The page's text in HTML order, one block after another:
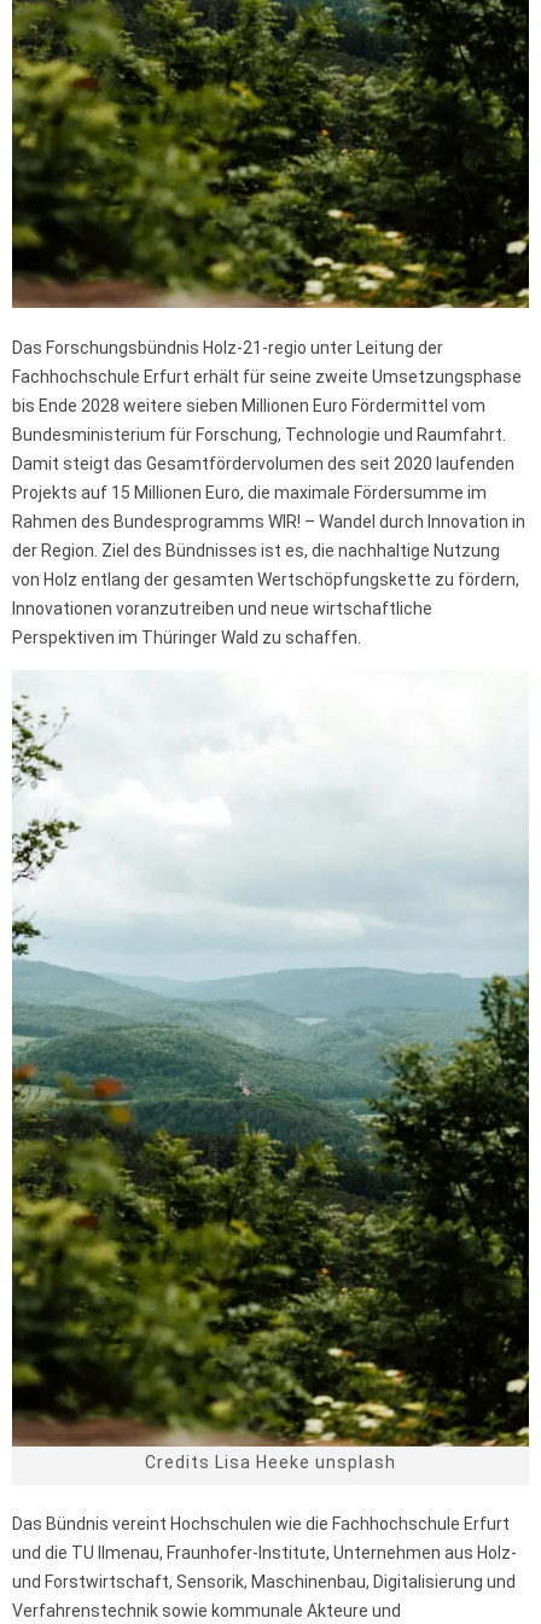
Das Forschungsbündnis Holz-21-regio unter Leitung der
Fachhochschule Erfurt erhält für seine zweite Umsetzungsphase
bis Ende 2028 weitere sieben Millionen Euro Fördermittel vom
Bundesministerium für Forschung, Technologie und Raumfahrt.
Damit steigt das Gesamtfördervolumen des seit 2020 laufenden
Projekts auf 15 Millionen Euro, die maximale Fördersumme im
Rahmen des Bundesprogramms WIR! – Wandel durch Innovation in
der Region. Ziel des Bündnisses ist es, die nachhaltige Nutzung
von Holz entlang der gesamten Wertschöpfungskette zu fördern,
Innovationen voranzutreiben und neue wirtschaftliche
Perspektiven im Thüringer Wald zu schaffen.
Credits Lisa Heeke unsplash
Das Bündnis vereint Hochschulen wie die Fachhochschule Erfurt
und die TU Ilmenau, Fraunhofer-Institute, Unternehmen aus Holz-
und Forstwirtschaft, Sensorik, Maschinenbau, Digitalisierung und
Verfahrenstechnik sowie kommunale Akteure und